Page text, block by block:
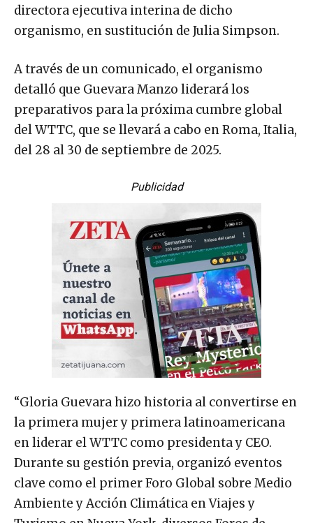
directora ejecutiva interina de dicho
organismo, en sustitución de Julia Simpson.
A través de un comunicado, el organismo
detalló que Guevara Manzo liderará los
preparativos para la próxima cumbre global
del WTTC, que se llevará a cabo en Roma, Italia,
del 28 al 30 de septiembre de 2025.
Publicidad
“Gloria Guevara hizo historia al convertirse en
la primera mujer y primera latinoamericana
en liderar el WTTC como presidenta y CEO.
Durante su gestión previa, organizó eventos
clave como el primer Foro Global sobre Medio
Ambiente y Acción Climática en Viajes y